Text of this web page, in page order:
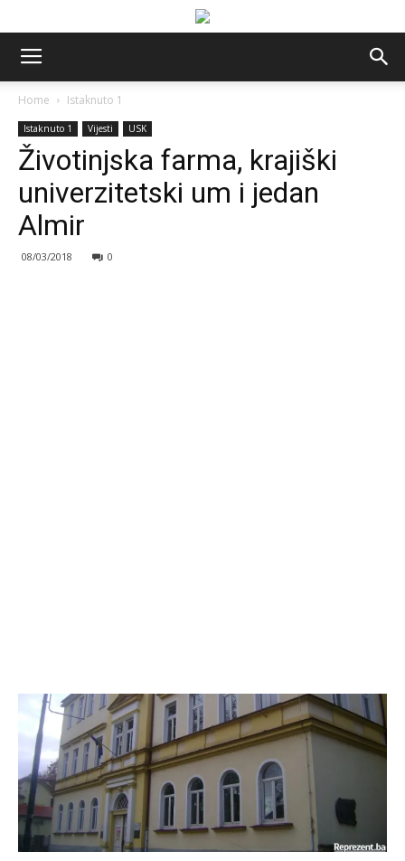
Home Istaknuto 1
Istaknuto 1 Vijesti USK
Životinjska farma, krajiški
univerzitetski um i jedan
Almir
08/03/2018 0